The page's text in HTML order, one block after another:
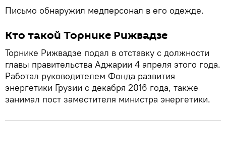
Письмо обнаружил медперсонал в его одежде.
Кто такой Торнике Рижвадзе
Торнике Рижвадзе подал в отставку с должности
главы правительства Аджарии 4 апреля этого года.
Работал руководителем Фонда развития
энергетики Грузии с декабря 2016 года, также
занимал пост заместителя министра энергетики.